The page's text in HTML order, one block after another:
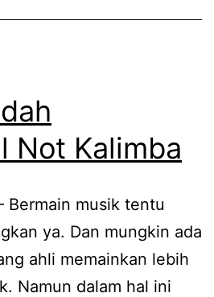
Not Kalimba
Bermain musik tentu
ya. Dan mungkin ada
ahli memainkan lebih
Namun dalam hal ini